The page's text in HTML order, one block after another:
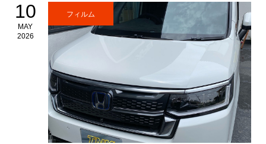
10
MAY
2026
フィルム